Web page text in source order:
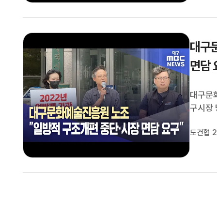
대구
면담
대구문
구시장
기자회
도건협